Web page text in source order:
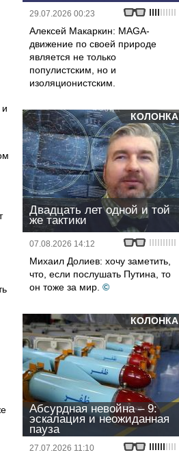
29.07.2026 00:23
Алексей Макаркин: MAGA-
движение по своей природе
является не только
популистским, но и
изоляционистским.
КОЛОНКА
Двадцать лет одной и той
же тактики
07.08.2026 14:12
Михаил Долиев: хочу заметить,
что, если послушать Путина, то
он тоже за мир. ©
КОЛОНКА
Абсурдная невойна – 9:
эскалация и неожиданная
пауза
27.07.2026 11:10